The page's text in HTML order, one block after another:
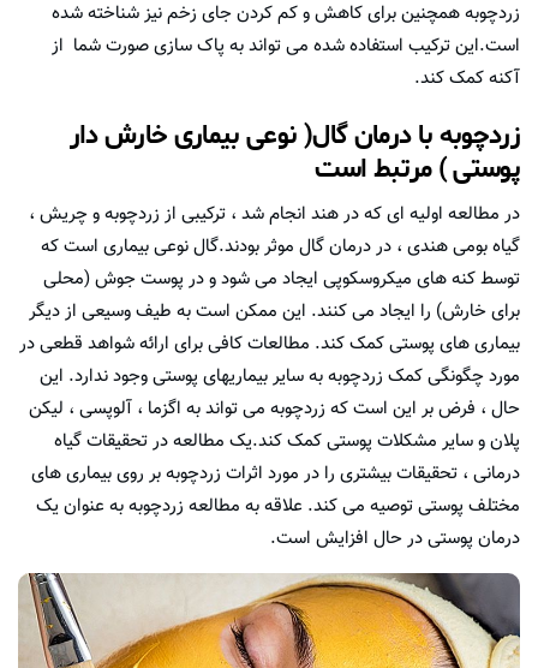
زردچوبه همچنین برای کاهش و کم کردن جای زخم نیز شناخته شده
است.این ترکیب استفاده شده می تواند به پاک سازی صورت شما از
آکنه کمک کند.
زردچوبه با درمان گال( نوعی بیماری خارش دار
پوستی ) مرتبط است
در مطالعه اولیه ای که در هند انجام شد ، ترکیبی از زردچوبه و چریش ،
گیاه بومی هندی ، در درمان گال موثر بودند.گال نوعی بیماری است که
توسط کنه های میکروسکوپی ایجاد می شود و در پوست جوش (محلی
برای خارش) را ایجاد می کنند. این ممکن است به طیف وسیعی از دیگر
بیماری های پوستی کمک کند. مطالعات کافی برای ارائه شواهد قطعی در
مورد چگونگی کمک زردچوبه به سایر بیماریهای پوستی وجود ندارد. این
حال ، فرض بر این است که زردچوبه می تواند به اگزما ، آلوپسی ، لیکن
پلان و سایر مشکلات پوستی کمک کند.یک مطالعه در تحقیقات گیاه
درمانی ، تحقیقات بیشتری را در مورد اثرات زردچوبه بر روی بیماری های
مختلف پوستی توصیه می کند. علاقه به مطالعه زردچوبه به عنوان یک
درمان پوستی در حال افزایش است.